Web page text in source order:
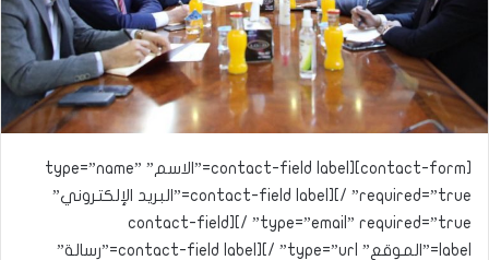
[contact-form][contact-field label=”الاسم” type=”name”
required=”true” /][contact-field label=”البريد الإلكتروني”
type=”email” required=”true” /][contact-field
label=”الموقع” type=”url” /][contact-field label=”رسالة”